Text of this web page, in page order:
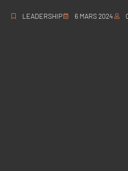
LEADERSHIP 6 MARS 2024